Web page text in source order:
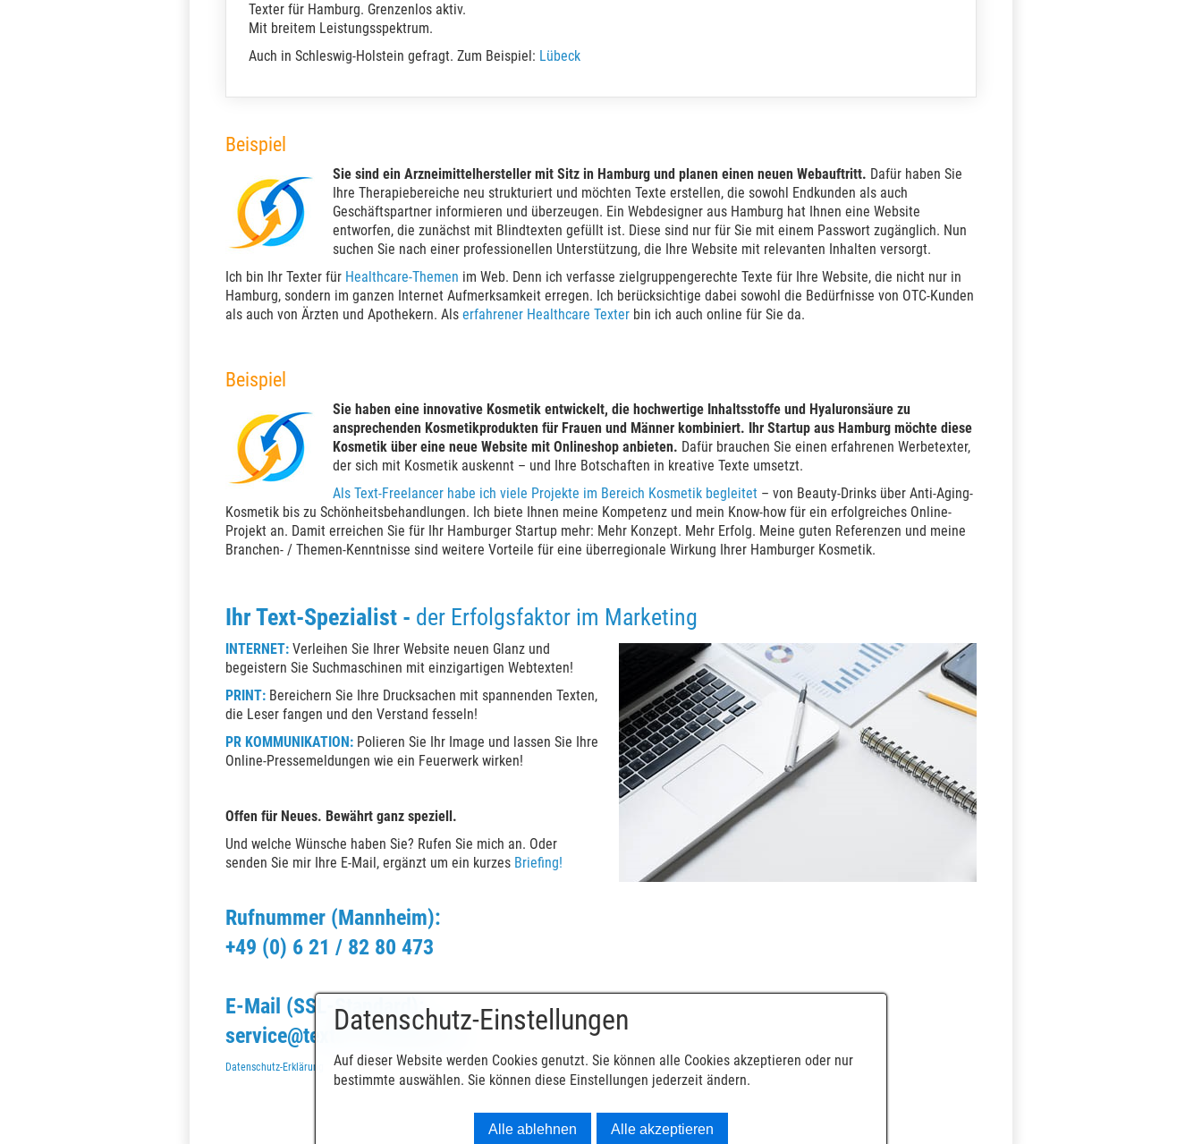
Texter für Hamburg. Grenzenlos aktiv.
Mit breitem Leistungsspektrum.
Auch in Schleswig-Holstein gefragt. Zum Beispiel: Lübeck
Beispiel
Sie sind ein Arzneimittelhersteller mit Sitz in Hamburg und planen einen neuen Webauftritt. Dafür haben Sie
Ihre Therapiebereiche neu strukturiert und möchten Texte erstellen, die sowohl Endkunden als auch
Geschäftspartner informieren und überzeugen. Ein Webdesigner aus Hamburg hat Ihnen eine Website
entworfen, die zunächst mit Blindtexten gefüllt ist. Diese sind nur für Sie mit einem Passwort zugänglich. Nun
suchen Sie nach einer professionellen Unterstützung, die Ihre Website mit relevanten Inhalten versorgt.
Ich bin Ihr Texter für Healthcare-Themen im Web. Denn ich verfasse zielgruppengerechte Texte für Ihre Website, die nicht nur in
Hamburg, sondern im ganzen Internet Aufmerksamkeit erregen. Ich berücksichtige dabei sowohl die Bedürfnisse von OTC-Kunden
als auch von Ärzten und Apothekern. Als erfahrener Healthcare Texter bin ich auch online für Sie da.
Beispiel
Sie haben eine innovative Kosmetik entwickelt, die hochwertige Inhaltsstoffe und Hyaluronsäure zu
ansprechenden Kosmetikprodukten für Frauen und Männer kombiniert. Ihr Startup aus Hamburg möchte diese
Kosmetik über eine neue Website mit Onlineshop anbieten. Dafür brauchen Sie einen erfahrenen Werbetexter,
der sich mit Kosmetik auskennt – und Ihre Botschaften in kreative Texte umsetzt.
Als Text-Freelancer habe ich viele Projekte im Bereich Kosmetik begleitet – von Beauty-Drinks über Anti-Aging-
Kosmetik bis zu Schönheitsbehandlungen. Ich biete Ihnen meine Kompetenz und mein Know-how für ein erfolgreiches Online-
Projekt an. Damit erreichen Sie für Ihr Hamburger Startup mehr: Mehr Konzept. Mehr Erfolg. Meine guten Referenzen und meine
Branchen- / Themen-Kenntnisse sind weitere Vorteile für eine überregionale Wirkung Ihrer Hamburger Kosmetik.
Ihr Text-Spezialist - der Erfolgsfaktor im Marketing
INTERNET: ​Verleihen Sie Ihrer Website neuen Glanz und
begeistern Sie Suchmaschinen mit einzigartigen Webtexten!
PRINT: Bereichern Sie Ihre Drucksachen mit spannenden Texten,
die Leser fangen und den Verstand fesseln!
PR KOMMUNIKATION: Polieren Sie Ihr Image und lassen Sie Ihre
Online-Pressemeldungen wie ein Feuerwerk wirken!
Offen für Neues. Bewährt ganz speziell.
Und welche Wünsche haben Sie? Rufen Sie mich an. Oder
senden Sie mir Ihre E-Mail, ergänzt um ein kurzes Briefing!
Rufnummer (Mannheim):
+49 (0) 6 21 / 82 80 473
E-Mail (SSL-Standard):
service@texter-wortkopf.de
Datenschutz-Erklärung
Datenschutz-Einstellungen
Auf dieser Website werden Cookies genutzt. Sie können alle Cookies akzeptieren oder nur
bestimmte auswählen. Sie können diese Einstellungen jederzeit ändern.
Alle ablehnen Alle akzeptieren